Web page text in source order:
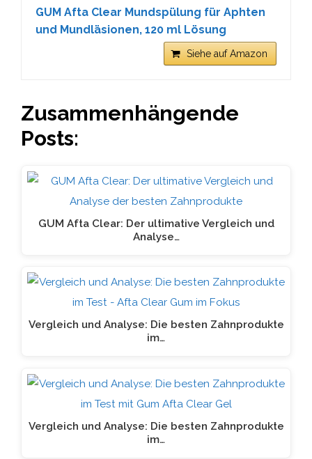
GUM Afta Clear Mundspülung für Aphten
und Mundläsionen, 120 ml Lösung
Siehe auf Amazon
Zusammenhängende
Posts:
GUM Afta Clear: Der ultimative Vergleich und
Analyse…
Vergleich und Analyse: Die besten Zahnprodukte
im…
Vergleich und Analyse: Die besten Zahnprodukte
im…